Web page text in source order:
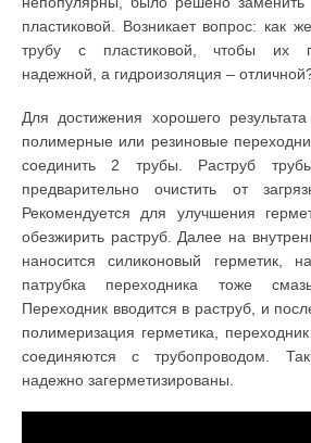
пластиковой. Возникает вопрос: как
трубу с пластиковой, чтобы их
надежной, а гидроизоляция –
Для достижения хорошего
полимерные или резиновые
соединить 2 трубы. Раструб
предварительно очистить от
Рекомендуется для улучшения
обезжирить раструб. Далее на
наносится силиконовый герметик,
патрубка переходника тоже
Переходник вводится в раструб, и
полимеризация герметика,
соединяются с трубопроводом.
надежно загерметизированы.